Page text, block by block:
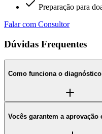
Preparação para
Falar com Consultor
Dúvidas Frequentes
Como funciona o
Vocês garantem a aprovação